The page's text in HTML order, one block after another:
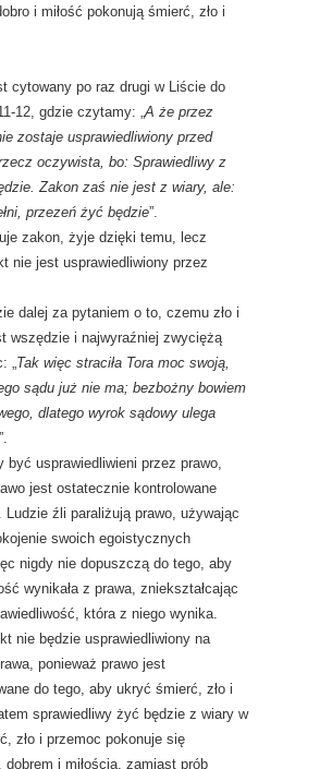
i miłość pokonują śmierć, zło i
cytowany po raz drugi w Liście do
12, gdzie czytamy: „A że przez
zostaje usprawiedliwiony przed
oczywista, bo: Sprawiedliwy z
Zakon zaś nie jest z wiary, ale:
przezeń żyć będzie”.
zakon, żyje dzięki temu, lecz
nie jest usprawiedliwiony przez
dalej za pytaniem o to, czemu zło i
wszędzie i najwyraźniej zwyciężą
„Tak więc straciła Tora moc swoją,
sądu już nie ma; bezbożny bowiem
dlatego wyrok sądowy ulega
”.
być usprawiedliwieni przez prawo,
jest ostatecznie kontrolowane
Ludzie źli paraliżują prawo, używając
swoich egoistycznych
nigdy nie dopuszczą do tego, aby
wynikała z prawa, zniekształcając
która z niego wynika.
nie będzie usprawiedliwiony na
ponieważ prawo jest
do tego, aby ukryć śmierć, zło i
sprawiedliwy żyć będzie z wiary w
zło i przemoc pokonuje się
dobrem i miłością, zamiast prób